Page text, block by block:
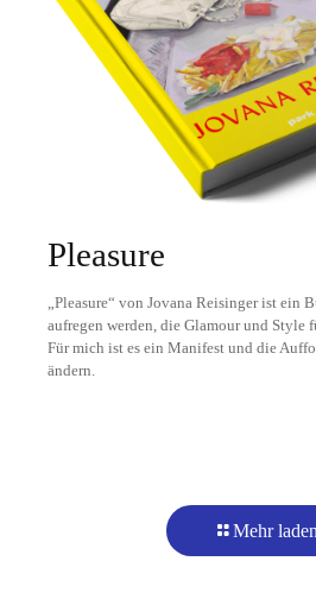
Pleasure
„Pleasure“ von Jovana Reisinger ist ein
aufregen werden, die Glamour und Style
Für mich ist es ein Manifest und die
ändern.
Mehr laden